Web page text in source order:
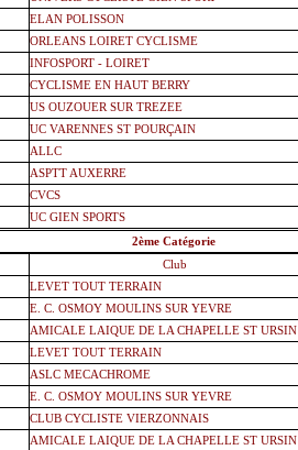
ELAN POLISSON
ORLEANS LOIRET CYCLISME
INFOSPORT - LOIRET
CYCLISME EN HAUT BERRY
US OUZOUER SUR TREZEE
UC VARENNES ST POURÇAIN
ALLC
ASPTT AUXERRE
CVCS
UC GIEN SPORTS
2ème Catégorie
Club
LEVET TOUT TERRAIN
E. C. OSMOY MOULINS SUR YEVRE
AMICALE LAIQUE DE LA CHAPELLE ST URSIN
LEVET TOUT TERRAIN
ASLC MECACHROME
E. C. OSMOY MOULINS SUR YEVRE
CLUB CYCLISTE VIERZONNAIS
AMICALE LAIQUE DE LA CHAPELLE ST URSIN